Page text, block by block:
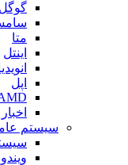
گوگل
متا
اینتل
اپل
سیستم
ویندوز